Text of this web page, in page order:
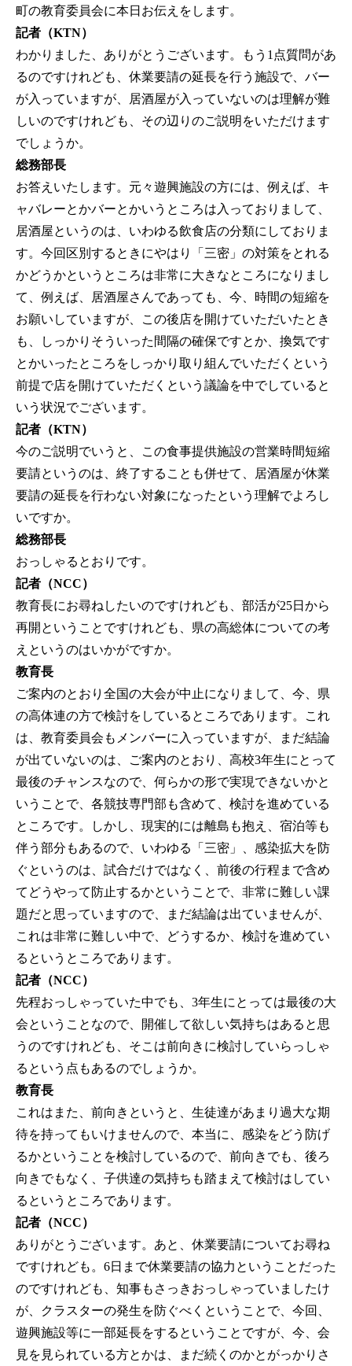
町の教育委員会に本日お伝えをします。
記者（KTN）
わかりました、ありがとうございます。もう1点質問があ
るのですけれども、休業要請の延長を行う施設で、バー
が入っていますが、居酒屋が入っていないのは理解が難
しいのですけれども、その辺りのご説明をいただけます
でしょうか。
総務部長
お答えいたします。元々遊興施設の方には、例えば、キ
ャバレーとかバーとかいうところは入っておりまして、
居酒屋というのは、いわゆる飲食店の分類にしておりま
す。今回区別するときにやはり「三密」の対策をとれる
かどうかというところは非常に大きなところになりまし
て、例えば、居酒屋さんであっても、今、時間の短縮を
お願いしていますが、この後店を開けていただいたとき
も、しっかりそういった間隔の確保ですとか、換気です
とかいったところをしっかり取り組んでいただくという
前提で店を開けていただくという議論を中でしていると
いう状況でございます。
記者（KTN）
今のご説明でいうと、この食事提供施設の営業時間短縮
要請というのは、終了することも併せて、居酒屋が休業
要請の延長を行わない対象になったという理解でよろし
いですか。
総務部長
おっしゃるとおりです。
記者（NCC）
教育長にお尋ねしたいのですけれども、部活が25日から
再開ということですけれども、県の高総体についての考
えというのはいかがですか。
教育長
ご案内のとおり全国の大会が中止になりまして、今、県
の高体連の方で検討をしているところであります。これ
は、教育委員会もメンバーに入っていますが、まだ結論
が出ていないのは、ご案内のとおり、高校3年生にとって
最後のチャンスなので、何らかの形で実現できないかと
いうことで、各競技専門部も含めて、検討を進めている
ところです。しかし、現実的には離島も抱え、宿泊等も
伴う部分もあるので、いわゆる「三密」、感染拡大を防
ぐというのは、試合だけではなく、前後の行程まで含め
てどうやって防止するかということで、非常に難しい課
題だと思っていますので、まだ結論は出ていませんが、
これは非常に難しい中で、どうするか、検討を進めてい
るというところであります。
記者（NCC）
先程おっしゃっていた中でも、3年生にとっては最後の大
会ということなので、開催して欲しい気持ちはあると思
うのですけれども、そこは前向きに検討していらっしゃ
るという点もあるのでしょうか。
教育長
これはまた、前向きというと、生徒達があまり過大な期
待を持ってもいけませんので、本当に、感染をどう防げ
るかということを検討しているので、前向きでも、後ろ
向きでもなく、子供達の気持ちも踏まえて検討はしてい
るというところであります。
記者（NCC）
ありがとうございます。あと、休業要請についてお尋ね
ですけれども。6日まで休業要請の協力ということだった
のですけれども、知事もさっきおっしゃっていましたけ
が、クラスターの発生を防ぐべくということで、今回、
遊興施設等に一部延長をするということですが、今、会
見を見られている方とかは、まだ続くのかとがっかりさ